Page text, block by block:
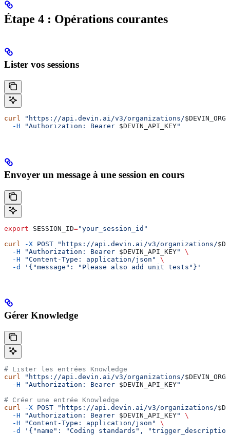
Étape 4 : Opérations courantes
Lister vos sessions
curl "https://api.devin.ai/v3/organizations/
  -H
"Authorization: Bearer $DEVIN_API_KEY"
Envoyer un message à une session en cours
export SESSION_ID="your_session_id"
curl
-X POST "https://api.devin.ai/v3/organizations/
  -H
"Authorization: Bearer $DEVIN_API_KEY"
\
  -H
"Content-Type: application/json"
\
  -d
'{"message": "Please also add unit tests"}'
Gérer Knowledge
# Lister les entrées Knowledge
curl "https://api.devin.ai/v3/organizations/
  -H
"Authorization: Bearer $DEVIN_API_KEY"
# Créer une entrée Knowledge
curl -X POST "https://api.devin.ai/v3/organizations/
  -H
"Authorization: Bearer $DEVIN_API_KEY"
\
  -H
"Content-Type: application/json"
\
  -d
'{"name": "Coding standards",